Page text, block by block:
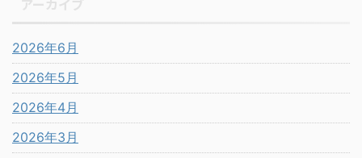
2026年6月
2026年5月
2026年4月
2026年3月